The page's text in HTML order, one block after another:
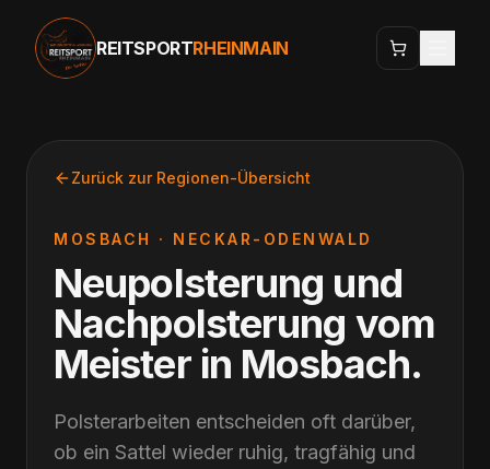
REITSPORTRHEINMAIN
Zurück zur Regionen-Übersicht
MOSBACH · NECKAR-ODENWALD
Neupolsterung und
Nachpolsterung vom
Meisterin Mosbach.
Polsterarbeiten entscheiden oft darüber,
ob ein Sattel wieder ruhig, tragfähig und